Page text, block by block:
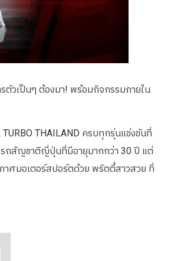
ตัวเป็นๆ ต้องมา! พร้อมกิจกรรมภายใน
THAILAND ครบทุกรุ่นแข่งขันที่
รถสัญชาติญี่ปุ่นที่มีอายุมากกว่า 30 ปี แต่
าศมอเตอร์สปอร์ตด้วย พริตตี้สาวสวย ที่